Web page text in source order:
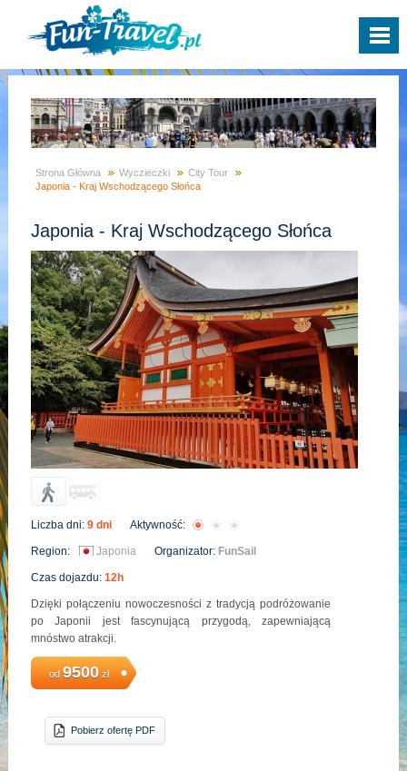
Strona Główna Wyczieczki
City Tour
Japonia - Kraj Wschodzącego Słońca
Japonia - Kraj Wschodzącego Słońca
Liczba dni: 9 dni Aktywność:
Region: Japonia Organizator: FunSail
Czas dojazdu: 12h
Dzięki połączeniu nowoczesności z tradycją podróżowanie
po Japonii jest fascynującą przygodą, zapewniającą
mnóstwo atrakcji.
od 9500zł
Pobierz ofertę PDF